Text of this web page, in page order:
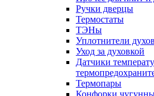
Ручки дверцы
Термостаты
ТЭНы
Уплотнители
Уход за духовкой
Датчики
Термопары
Конфорки